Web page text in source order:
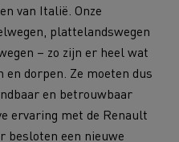
van Italië. Onze
plattelandswegen
– zo zijn er heel wat
dorpen. Ze moeten dus
en betrouwbaar
ervaring met de Renault
besloten een nieuwe